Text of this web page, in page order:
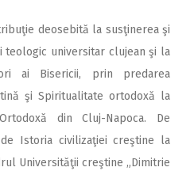
deosebită la susţinerea şi
teologic universitar clujean şi la
ai Bisericii, prin predarea
şi Spiritualitate ortodoxă la
din Cluj-Napoca. De
Istoria civilizaţiei creştine la
Universităţii creştine „Dimitrie